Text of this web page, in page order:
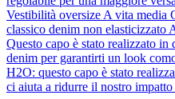
Vestibilità oversize A vita media
classico denim non elasticizzato
Questo capo è stato realizzato
denim per garantirti un look
H2O: questo capo è stato
ci aiuta a ridurre il nostro impatto